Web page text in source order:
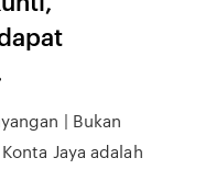
| Bukan
Jaya adalah